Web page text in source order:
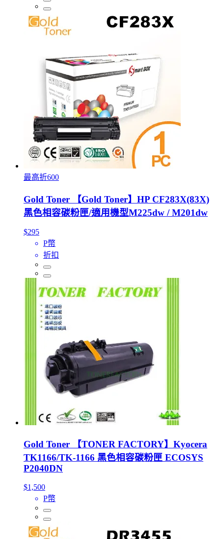
最高折600
Gold Toner 【Gold Toner】HP CF283X(83X)
黑色相容碳粉匣/適用機型M225dw / M201dw
$295
P幣
折扣
Gold Toner 【TONER FACTORY】Kyocera
TK1166/TK-1166 黑色相容碳粉匣 ECOSYS
P2040DN
$1,500
P幣